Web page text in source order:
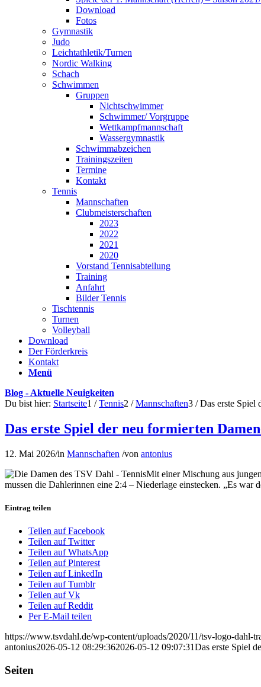
Download
Fotos
Gymnastik
Judo
Leichtathletik/Turnen
Nordic Walking
Schach
Schwimmen
Gruppen
Nichtschwimmer
Schwimmer/ Vorgruppe
Wettkampfmannschaft
Wassergymnastik
Schwimmabzeichen
Trainingszeiten
Termine
Kontakt
Tennis
Mannschaften
Clubmeisterschaften
2023
2022
2021
2020
Vorstand Tennisabteilung
Training
Anfahrt
Bilder Tennis
Tischtennis
Turnen
Volleyball
Download
Der Förderkreis
Kontakt
Menü
Blog - Aktuelle Neuigkeiten
Du bist hier: Startseite1 / Tennis2 / Mannschaften3 / Das erste Spiel
Das erste Spiel der neu formierten
12. Mai 2026/in Mannschaften /von antonius
Mit einer Mischung aus
mussen die Dahlerinnen eine 2:4 – Niederlage einstecken. „Es
Eintrag teilen
Teilen auf Facebook
Teilen auf Twitter
Teilen auf WhatsApp
Teilen auf Pinterest
Teilen auf LinkedIn
Teilen auf Tumblr
Teilen auf Vk
Teilen auf Reddit
Per E-Mail teilen
https://www.tsvdahl.de/wp-content/uploads/2020/11/tsv-logo-dahl-
antonius2026-05-12 08:29:362026-05-12 09:07:31Das erste Spiel
Seiten